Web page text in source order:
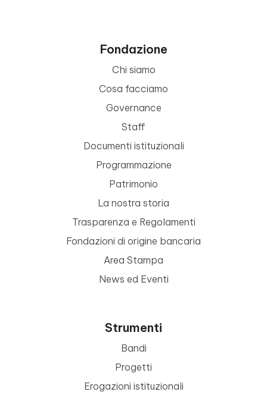
Fondazione
Chi siamo
Cosa facciamo
Governance
Staff
Documenti istituzionali
Programmazione
Patrimonio
La nostra storia
Trasparenza e Regolamenti
Fondazioni di origine bancaria
Area Stampa
News ed Eventi
Strumenti
Bandi
Progetti
Erogazioni istituzionali